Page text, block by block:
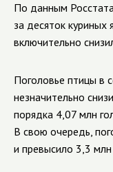
По данным
за десяток куриных
включительно
Поголовье птицы в
незначительно
порядка 4,07 млн
В свою очередь,
и превысило 3,3 млн